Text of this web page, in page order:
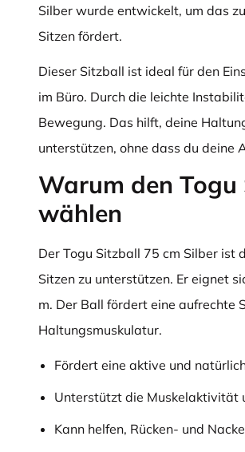
Silber wurde entwickelt, um das
Sitzen fördert.
Dieser Sitzball ist ideal für den
im Büro. Durch die leichte
Bewegung. Das hilft, deine
unterstützen, ohne dass du deine
Warum den
wählen
Der Togu Sitzball 75 cm Silber ist
Sitzen zu unterstützen. Er eignet
m. Der Ball fördert eine aufrechte
Haltungsmuskulatur.
Fördert eine aktive und
Unterstützt die Muskelaktivität
Kann helfen, Rücken- und